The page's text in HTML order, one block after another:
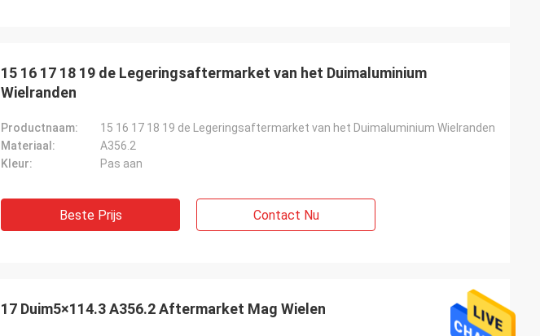
15 16 17 18 19 de Legeringsaftermarket van het Duimaluminium
Wielranden
Productnaam:
15 16 17 18 19 de Legeringsaftermarket van het Duimaluminium Wielranden
Materiaal:
A356.2
Kleur:
Pas aan
Beste Prijs Contact Nu
17 Duim5×114.3 A356.2 Aftermarket Mag Wielen